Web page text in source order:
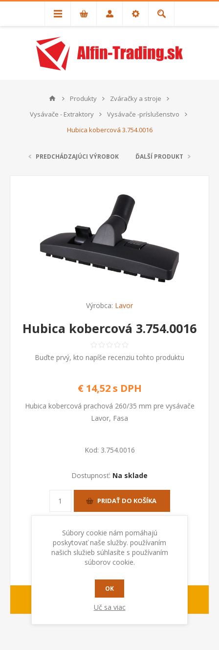
Produkty
Zváračky a stroje
Vysávače - Extraktory
Vysávače -príslušenstvo
Hubica kobercová 3.754.0016
PREDCHÁDZAJÚCI VÝROBOK ĎALŠÍ PRODUKT
Výrobca: Lavor
Hubica kobercová 3.754.0016
Buďte prvý, kto napíše recenziu tohto produktu
€ 14,52 s DPH
Hubica kobercová prachová 260/35 mm pre vysávače
Lavor, Fasa
Kod: 3.754.0016
Dostupnosť: Na sklade
PRIDAŤ DO KOŠÍKA
Dodacia lehota:1-2 dny
Súbory cookie nám pomáhajú
poskytovať naše služby. používaním
našich služieb súhlasíte s používaním
súborov cookie.
OK
Uč sa viac